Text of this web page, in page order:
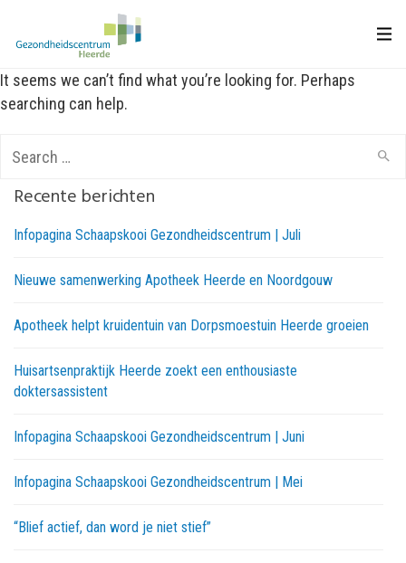
It seems we can’t find what you’re looking for. Perhaps
searching can help.
for:
Recente berichten
Infopagina Schaapskooi Gezondheidscentrum | Juli
Nieuwe samenwerking Apotheek Heerde en Noordgouw
Apotheek helpt kruidentuin van Dorpsmoestuin Heerde groeien
Huisartsenpraktijk Heerde zoekt een enthousiaste
doktersassistent
Infopagina Schaapskooi Gezondheidscentrum | Juni
Infopagina Schaapskooi Gezondheidscentrum | Mei
“Blief actief, dan word je niet stief”